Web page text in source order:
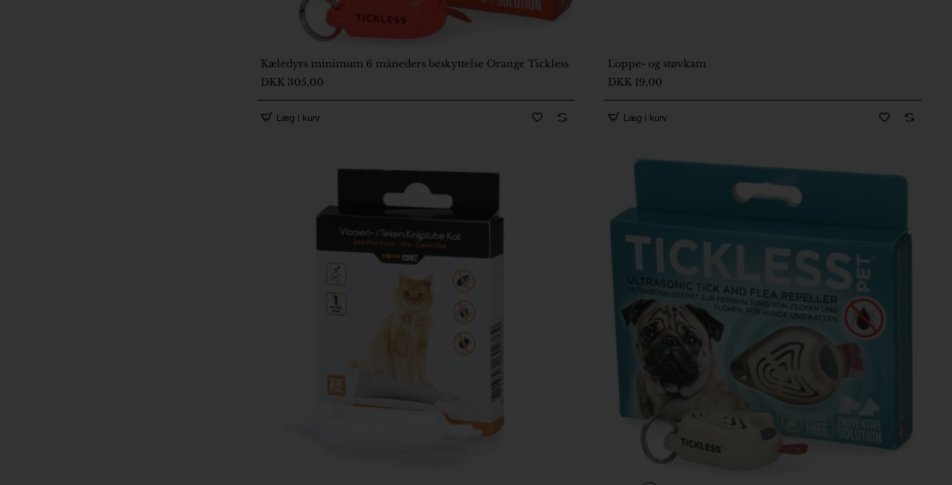
2-5 Dage
Kæledyrs minimum 6 måneders beskyttelse Orange Tickless
DKK 305,00
Læg i kurv
2-5 Dage
Loppe- og støvkam
DKK 19,00
Læg i kurv